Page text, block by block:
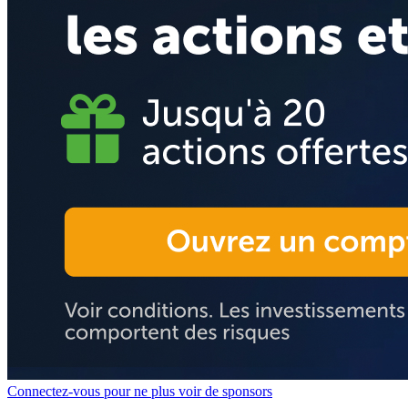
Connectez-vous pour ne plus voir de sponsors